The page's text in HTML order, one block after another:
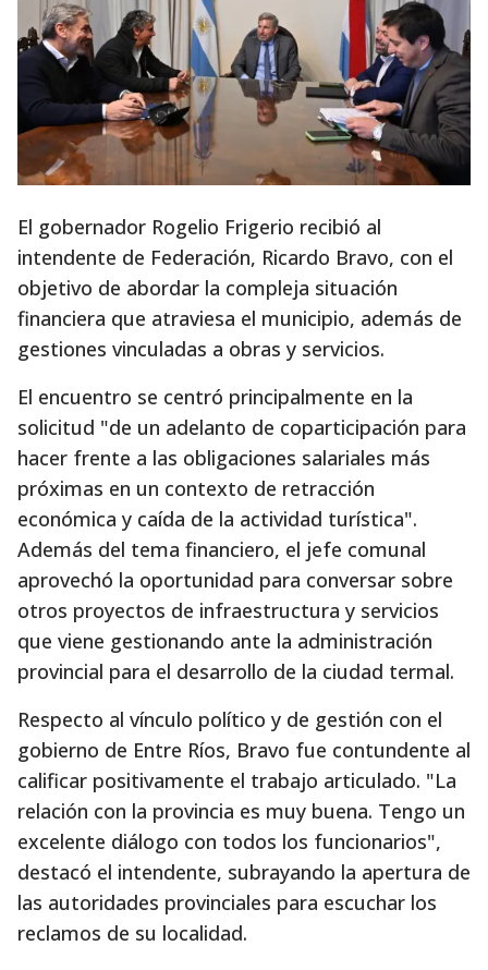
El gobernador Rogelio Frigerio recibió al
intendente de Federación, Ricardo Bravo, con el
objetivo de abordar la compleja situación
financiera que atraviesa el municipio, además de
gestiones vinculadas a obras y servicios.
El encuentro se centró principalmente en la
solicitud "de un adelanto de coparticipación para
hacer frente a las obligaciones salariales más
próximas en un contexto de retracción
económica y caída de la actividad turística".
Además del tema financiero, el jefe comunal
aprovechó la oportunidad para conversar sobre
otros proyectos de infraestructura y servicios
que viene gestionando ante la administración
provincial para el desarrollo de la ciudad termal.
Respecto al vínculo político y de gestión con el
gobierno de Entre Ríos, Bravo fue contundente al
calificar positivamente el trabajo articulado. "La
relación con la provincia es muy buena. Tengo un
excelente diálogo con todos los funcionarios",
destacó el intendente, subrayando la apertura de
las autoridades provinciales para escuchar los
reclamos de su localidad.